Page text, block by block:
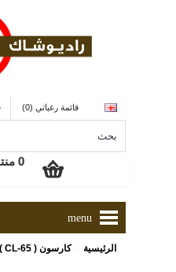
قائمة رغباتي (0)
0 منتجات - 0.0
menu
الرئيسية »كارسون ( CL-65 ) عدسة مكبرة